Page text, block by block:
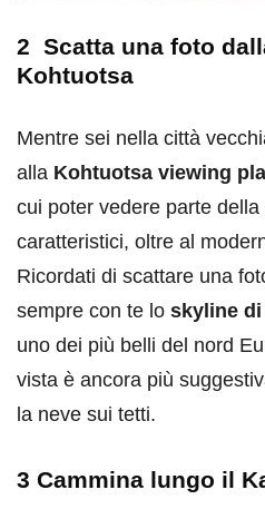
2 Scatta una foto
Kohtuotsa
Mentre sei nella città
alla Kohtuotsa viewing
cui poter vedere parte
caratteristici, oltre al
Ricordati di scattare una
sempre con te lo skyline di
uno dei più belli del nord
vista è ancora più
la neve sui tetti.
3 Cammina lungo il